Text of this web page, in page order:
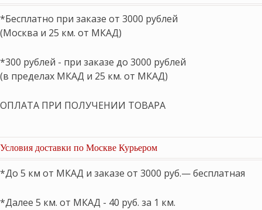
*Бесплатно при заказе от 3000 рублей
(Москва и 25 км. от МКАД)
*300 рублей - при заказе до 3000 рублей
(в пределах МКАД и 25 км. от МКАД)
ОПЛАТА ПРИ ПОЛУЧЕНИИ ТОВАРА
Условия доставки по Москве Курьером
*До 5 км от МКАД и заказе от 3000 руб.— бесплатная
*Далее 5 км. от МКАД - 40 руб. за 1 км.